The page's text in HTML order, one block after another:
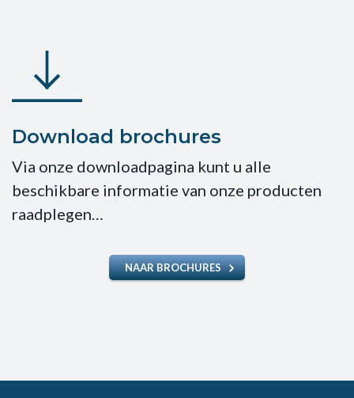
Download brochures
Via onze downloadpagina kunt u alle
beschikbare informatie van onze producten
raadplegen…
NAAR BROCHURES